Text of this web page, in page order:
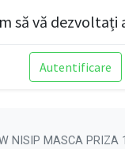
să vă dezvoltați
Autentificare
NISIP MASCA